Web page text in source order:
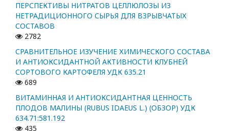
ПЕРСПЕКТИВЫ НИТРАТОВ ЦЕЛЛЮЛОЗЫ ИЗ
НЕТРАДИЦИОННОГО СЫРЬЯ ДЛЯ ВЗРЫВЧАТЫХ
СОСТАВОВ
2782
СРАВНИТЕЛЬНОЕ ИЗУЧЕНИЕ ХИМИЧЕСКОГО СОСТАВА
И АНТИОКСИДАНТНОЙ АКТИВНОСТИ КЛУБНЕЙ
СОРТОВОГО КАРТОФЕЛЯ УДК 635.21
689
ВИТАМИННАЯ И АНТИОКСИДАНТНАЯ ЦЕННОСТЬ
ПЛОДОВ МАЛИНЫ (RUBUS IDAEUS L.) (ОБЗОР) УДК
634.71:581.192
435